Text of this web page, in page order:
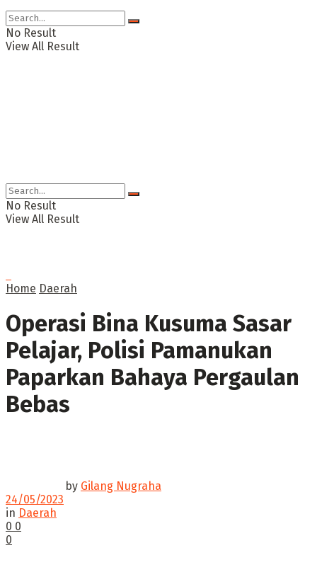
No Result
View All Result
No Result
View All Result
Home Daerah
Operasi Bina Kusuma Sasar
Pelajar, Polisi Pamanukan
Paparkan Bahaya Pergaulan
Bebas
by Gilang Nugraha
24/05/2023
in Daerah
0 0
0